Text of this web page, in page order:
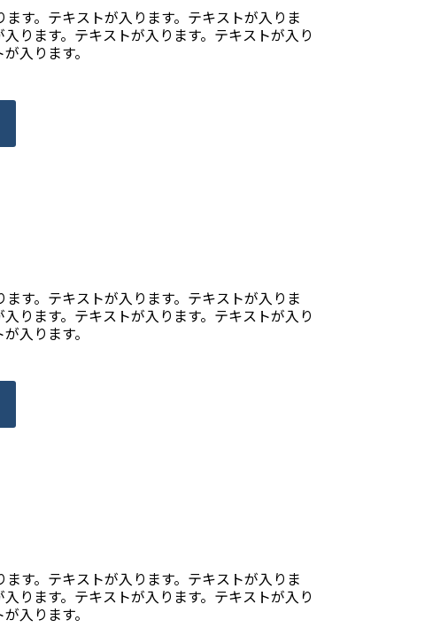
す。テキストが入ります。テキストが入りま
ります。テキストが入ります。テキストが入り
入ります。
す。テキストが入ります。テキストが入りま
ります。テキストが入ります。テキストが入り
入ります。
す。テキストが入ります。テキストが入りま
ります。テキストが入ります。テキストが入り
入ります。